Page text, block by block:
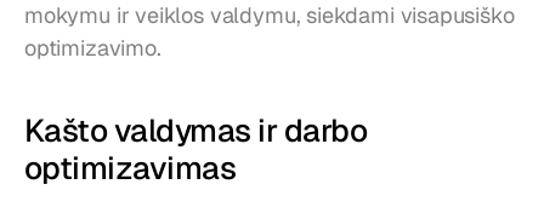
mokymu ir veiklos valdymu, siekdami visapusiško
optimizavimo.
Kašto valdymas ir darbo
optimizavimas